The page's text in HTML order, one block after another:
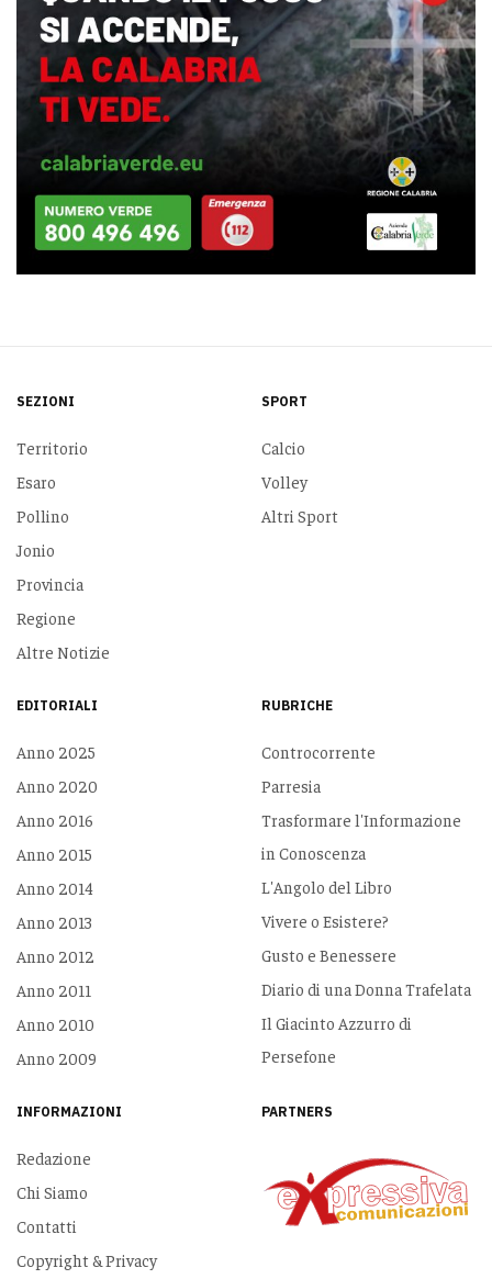
SEZIONI
Territorio
Esaro
Pollino
Jonio
Provincia
Regione
Altre Notizie
SPORT
Calcio
Volley
Altri Sport
EDITORIALI
Anno 2025
Anno 2020
Anno 2016
Anno 2015
Anno 2014
Anno 2013
Anno 2012
Anno 2011
Anno 2010
Anno 2009
RUBRICHE
Controcorrente
Parresia
Trasformare l'Informazione
in Conoscenza
L'Angolo del Libro
Vivere o Esistere?
Gusto e Benessere
Diario di una Donna Trafelata
Il Giacinto Azzurro di
Persefone
INFORMAZIONI
Redazione
Chi Siamo
Contatti
Copyright & Privacy
PARTNERS